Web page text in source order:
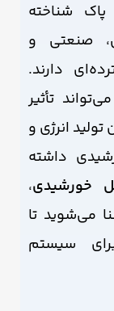
پاک شناخته
صنعتی و
دارند.
می‌تواند تأثیر
انرژی و
داشته
خورشیدی،
می‌شوید تا
سیستم